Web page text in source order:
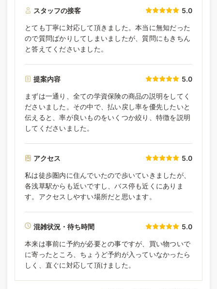
スタッフの接客 5.0
とても丁寧に対応して頂きました。本当に無知だった
ので質問ばかりしてしまいましたが、質問にもきちん
と答えてくださいました。
提案内容 5.0
まずは一通り、全ての学資保険の商品の説明をしてく
ださいました。その中で、払い戻し率を優先したいと
伝えると、率が良いものをいくつか絞り、特徴を説明
してくださいました。
アクセス 5.0
私は徒歩圏内に住んでいたので歩いていきましたが、
各浅草駅からも近いですし、バス停も近くにありま
す。アクセスしやすい場所だと思います。
混雑状況・待ち時間 5.0
本来は事前に予約が必要との事ですが、買い物ついで
に寄ったところ、ちょうど予約が入っていなかったら
しく、直ぐに対応して頂けました。